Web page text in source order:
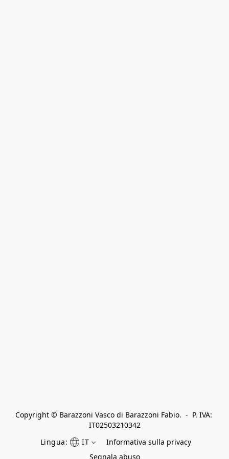
Copyright © Barazzoni Vasco di Barazzoni Fabio.  -  P. IVA:
IT02503210342
Lingua:
IT
Informativa sulla privacy
Segnala abuso